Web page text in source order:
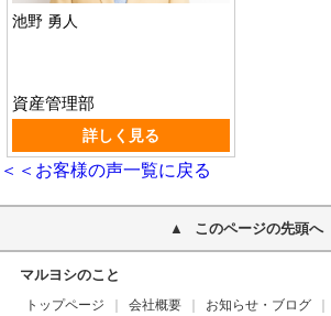
池野 勇人
資産管理部
詳しく見る
＜＜お客様の声一覧に戻る
このページの先頭へ
マルヨシのこと
トップページ 会社概要 お知らせ・ブログ